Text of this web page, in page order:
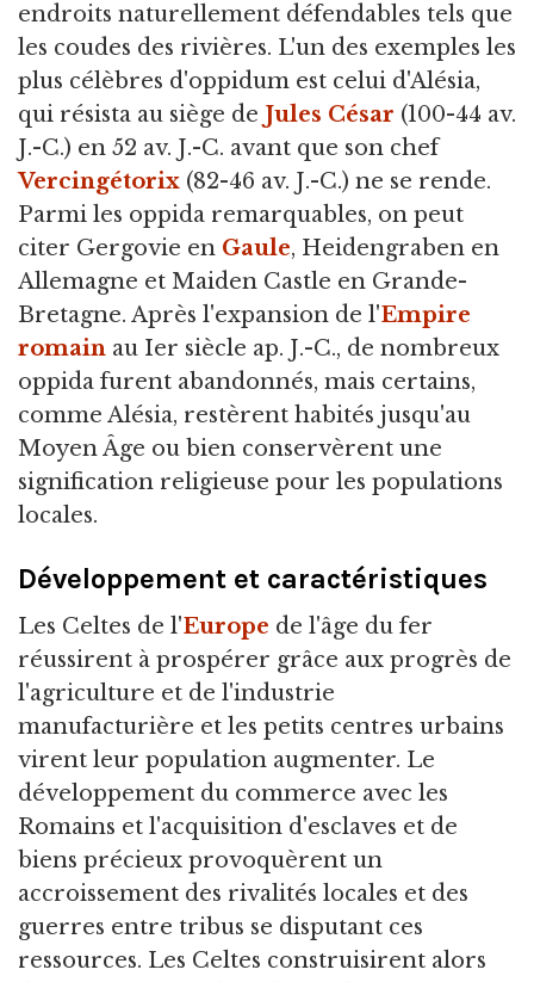
endroits naturellement défendables tels que
les coudes des rivières. L'un des exemples les
plus célèbres d'oppidum est celui d'Alésia,
qui résista au siège de Jules César (100-44 av.
J.-C.) en 52 av. J.-C. avant que son chef
Vercingétorix (82-46 av. J.-C.) ne se rende.
Parmi les oppida remarquables, on peut
citer Gergovie en Gaule, Heidengraben en
Allemagne et Maiden Castle en Grande-
Bretagne. Après l'expansion de l'Empire
romain au Ier siècle ap. J.-C., de nombreux
oppida furent abandonnés, mais certains,
comme Alésia, restèrent habités jusqu'au
Moyen Âge ou bien conservèrent une
signification religieuse pour les populations
locales.
Développement et caractéristiques
Les Celtes de l'Europe de l'âge du fer
réussirent à prospérer grâce aux progrès de
l'agriculture et de l'industrie
manufacturière et les petits centres urbains
virent leur population augmenter. Le
développement du commerce avec les
Romains et l'acquisition d'esclaves et de
biens précieux provoquèrent un
accroissement des rivalités locales et des
guerres entre tribus se disputant ces
ressources. Les Celtes construisirent alors